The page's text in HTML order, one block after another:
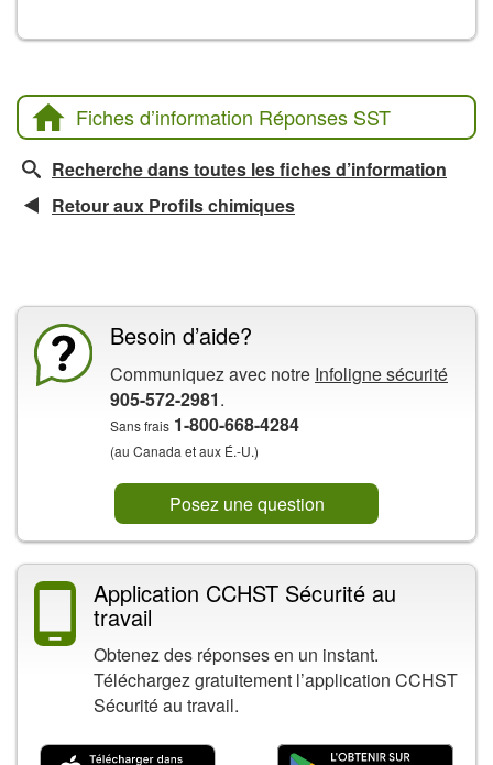
Fiches d’information Réponses SST
Recherche dans toutes les fiches d’information
Retour aux Profils chimiques
Besoin d’aide?
Communiquez avec notre Infoligne sécurité
905-572-2981.
Sans frais 1-800-668-4284
(au Canada et aux É.-U.)
Posez une question
Application CCHST Sécurité au
travail
Obtenez des réponses en un instant.
Téléchargez gratuitement l’application CCHST
Sécurité au travail.